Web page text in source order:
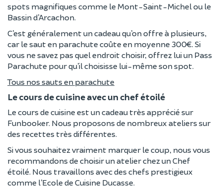
spots magnifiques comme le Mont-Saint-Michel ou le
Bassin d’Arcachon.
C’est généralement un cadeau qu’on offre à plusieurs,
car le saut en parachute coûte en moyenne 300€. Si
vous ne savez pas quel endroit choisir, offrez lui un Pass
Parachute pour qu’il choisisse lui-même son spot.
Tous nos sauts en parachute
Le cours de cuisine avec un chef étoilé
Le cours de cuisine est un cadeau très apprécié sur
Funbooker. Nous proposons de nombreux ateliers sur
des recettes très différentes.
Si vous souhaitez vraiment marquer le coup, nous vous
recommandons de choisir un atelier chez un Chef
étoilé. Nous travaillons avec des chefs prestigieux
comme l’Ecole de Cuisine Ducasse.